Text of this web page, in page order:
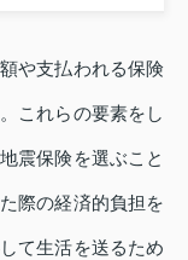
や支払われる保険
これらの要素をし
震保険を選ぶこと
際の経済的負担を
て生活を送るため